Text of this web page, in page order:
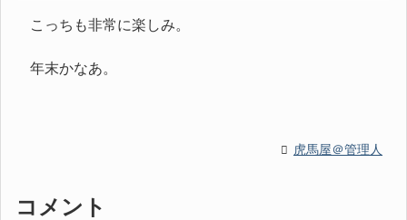
こっちも非常に楽しみ。
年末かなあ。
虎馬屋＠管理人
コメント